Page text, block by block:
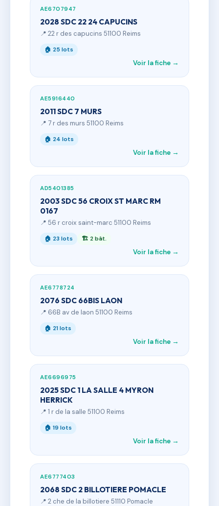
AE6707947
2028 SDC 22 24 CAPUCINS
📍 22 r des capucins 51100 Reims
🏠 25 lots
Voir la fiche →
AE5916440
2011 SDC 7 MURS
📍 7 r des murs 51100 Reims
🏠 24 lots
Voir la fiche →
AD5401385
2003 SDC 56 CROIX ST MARC RM
0167
📍 56 r croix saint-marc 51100 Reims
🏠 23 lots 🏗 2 bât.
Voir la fiche →
AE6778724
2076 SDC 66BIS LAON
📍 66B av de laon 51100 Reims
🏠 21 lots
Voir la fiche →
AE6696975
2025 SDC 1 LA SALLE 4 MYRON
HERRICK
📍 1 r de la salle 51100 Reims
🏠 19 lots
Voir la fiche →
AE6777403
2068 SDC 2 BILLOTIERE POMACLE
📍 2 che de la billotiere 51110 Pomacle